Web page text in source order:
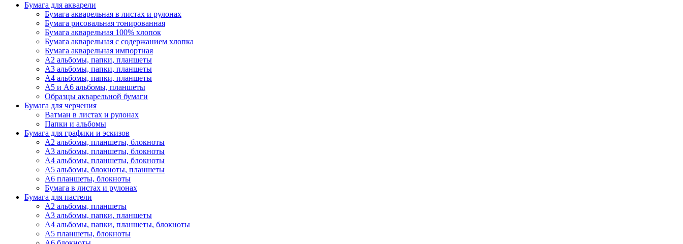
Бумага для акварели
Бумага акварельная в листах и рулонах
Бумага рисовальная тонированная
Бумага акварельная 100% хлопок
Бумага акварельная с содержанием хлопка
Бумага акварельная импортная
А2 альбомы, папки, планшеты
А3 альбомы, папки, планшеты
А4 альбомы, папки, планшеты
А5 и А6 альбомы, планшеты
Образцы акварельной бумаги
Бумага для черчения
Ватман в листах и рулонах
Папки и альбомы
Бумага для графики и эскизов
А2 альбомы, планшеты, блокноты
А3 альбомы, планшеты, блокноты
А4 альбомы, планшеты, блокноты
А5 альбомы, блокноты, планшеты
А6 планшеты, блокноты
Бумага в листах и рулонах
Бумага для пастели
А2 альбомы, планшеты
А3 альбомы, папки, планшеты
А4 альбомы, папки, планшеты, блокноты
А5 планшеты, блокноты